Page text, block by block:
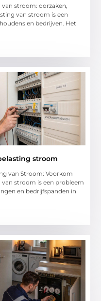
stroom: oorzaken,
van stroom is een
en bedrijven. Het
stroom
van Stroom: Voorkom
van stroom is een probleem
en bedrijfspanden in